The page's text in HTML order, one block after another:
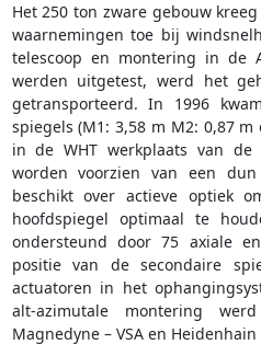
Het 250 ton zware gebouw
waarnemingen toe bij
telescoop en montering in de
werden uitgetest, werd het
getransporteerd. In 1996
spiegels (M1: 3,58 m M2: 0,87
in de WHT werkplaats van
worden voorzien van een
beschikt over actieve optiek
hoofdspiegel optimaal te
ondersteund door 75 axiale
positie van de secondaire
actuatoren in het
alt-azimutale montering
Magnedyne – VSA en